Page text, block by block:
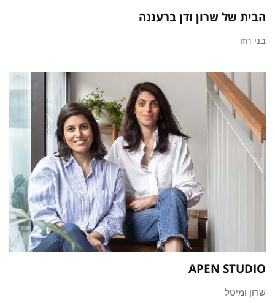
הבית של שרון ודן ברעננה
בני הזו
APEN STUDIO
שרון ומיטל